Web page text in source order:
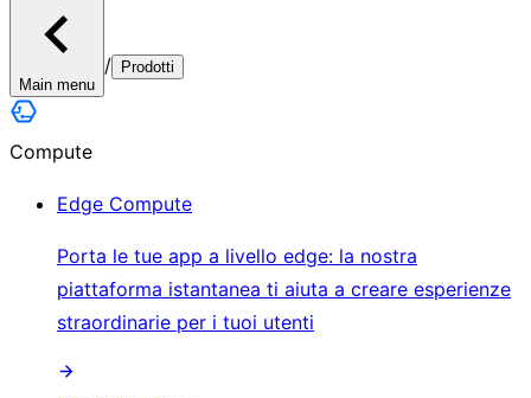
Main menu
/ Prodotti
Compute
Edge Compute
Porta le tue app a livello edge: la nostra
piattaforma istantanea ti aiuta a creare esperienze
straordinarie per i tuoi utenti